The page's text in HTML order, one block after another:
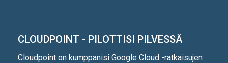
CLOUDPOINT - PILOTTISI PILVESSÄ
Cloudpoint on kumppanisi Google Cloud -ratkaisujen